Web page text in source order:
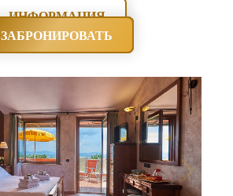
ИНФОРМАЦИЯ
ЗАБРОНИРОВАТЬ